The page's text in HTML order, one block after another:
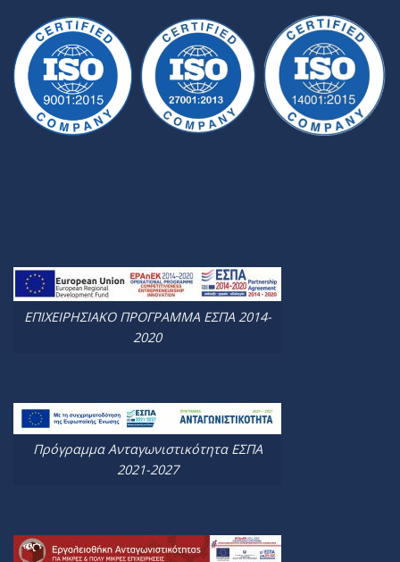
ΕΠΙΧΕΙΡΗΣΙΑΚΟ ΠΡΟΓΡΑΜΜΑ ΕΣΠΑ 2014-
2020
Πρόγραμμα Ανταγωνιστικότητα ΕΣΠΑ
2021-2027